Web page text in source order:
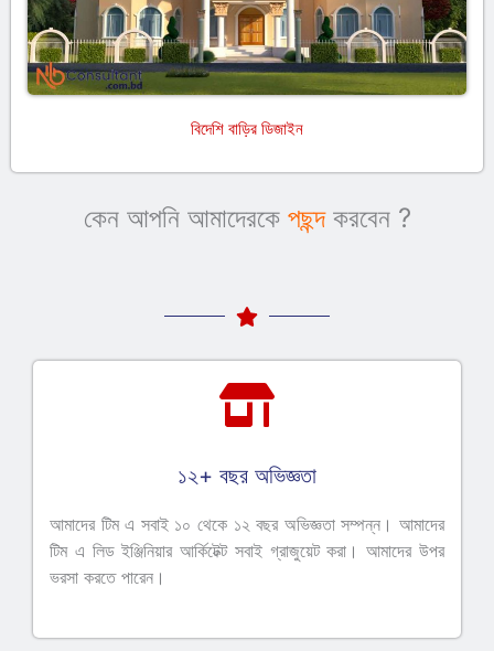
বিদেশি বাড়ির ডিজাইন
কেন আপনি আমাদেরকে পছন্দকরবেন ?
১২+ বছর অভিজ্ঞতা
আমাদের টিম এ সবাই ১০ থেকে ১২ বছর অভিজ্ঞতা সম্পন্ন। আমাদের
টিম এ লিড ইঞ্জিনিয়ার আর্কিটেক্ট সবাই গ্রাজুয়েট করা। আমাদের উপর
ভরসা করতে পারেন।